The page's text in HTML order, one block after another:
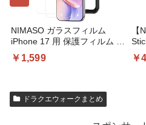
NIMASO ガラスフィルム
iPhone 17 用 保護フィルム 強
化ガラス 耐衝撃 高透過率 指
紋防止 貼りやすい ガイド枠
￥1,599
【
ン
ミ
￥
ドラクエウォークまとめ